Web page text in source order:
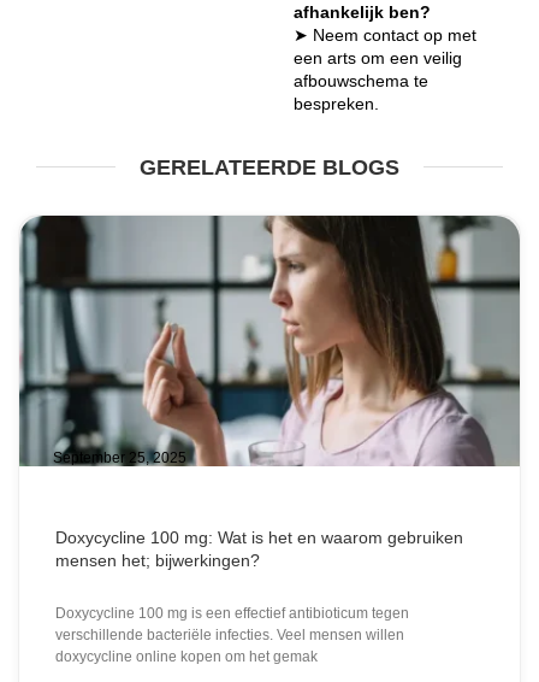
afhankelijk ben?
➤ Neem contact op met
een arts om een veilig
afbouwschema te
bespreken.
GERELATEERDE BLOGS
Doxycycline 100 mg: Wat is het en waarom gebruiken
mensen het; bijwerkingen?
Doxycycline 100 mg is een effectief antibioticum tegen
verschillende bacteriële infecties. Veel mensen willen
doxycycline online kopen om het gemak
September 25, 2025